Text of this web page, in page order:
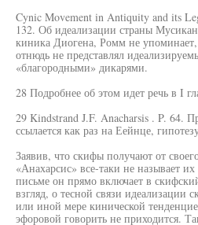
Cynic Movement in Antiquity and its
132. Об идеализации страны
киника Диогена, Ромм не
отнюдь не представлял
«благородными» дикарями.
28 Подробнее об этом идет речь в I
29 Kindstrand J.F. Anacharsis . P. 64.
ссылается как раз на Еейнце,
Заявив, что скифы получают от
«Анахарсис» все-таки не называет
письме он прямо включает в
взгляд, о тесной связи идеализации
или иной мере кинической
эфоровой говорить не приходится.